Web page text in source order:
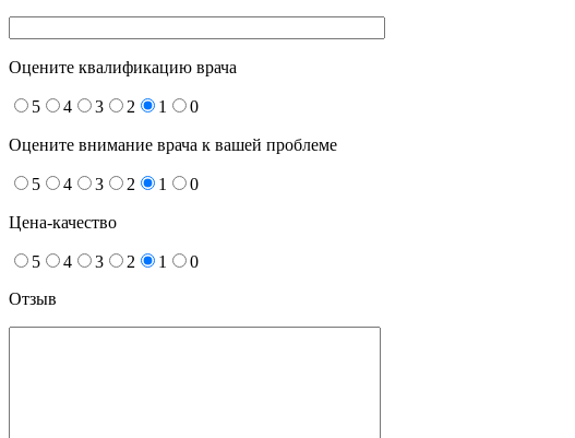
Оцените квалификацию врача
5 4 3 2 1 0
Оцените внимание врача к вашей проблеме
5 4 3 2 1 0
Цена-качество
5 4 3 2 1
0
Отзыв